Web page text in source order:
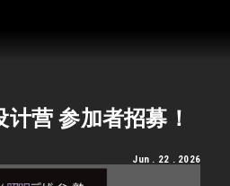
营 参加者招募！
Jun . 22 . 2026